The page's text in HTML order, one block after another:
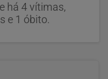
há 4 vítimas,
e 1 óbito.